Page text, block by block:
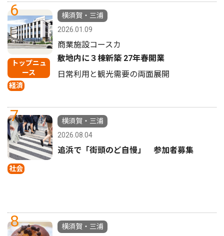
6
トップニュ
ース
経済
横須賀・三浦
2026.01.09
商業施設コースカ
敷地内に３棟新築 27年春開業
日常利用と観光需要の両面展開
7
社会
横須賀・三浦
2026.08.04
追浜で「街頭のど自慢」 参加者募集
8
横須賀・三浦